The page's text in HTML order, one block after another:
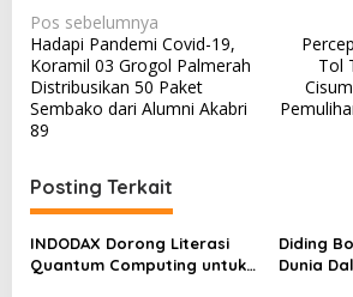
N
a
v
i
a
s
i
Pos sebelumnya
Hadapi Pandemi Covid-19,
Koramil 03 Grogol Palmerah
Distribusikan 50 Paket
Sembako dari Alumni Akabri
89
Tol
Posting Terkait
INDODAX Dorong Literasi
Quantum Computing untuk
Diding
Dunia